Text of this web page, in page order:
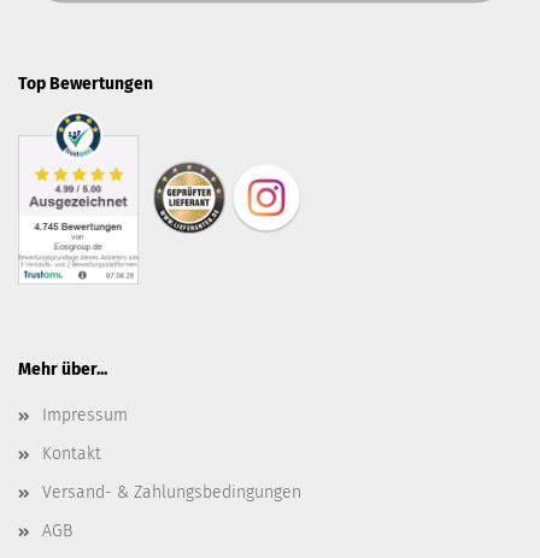
Top Bewertungen
Mehr über...
Impressum
Kontakt
Versand- & Zahlungsbedingungen
AGB